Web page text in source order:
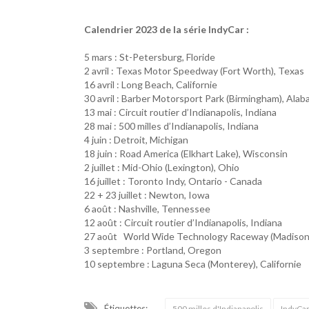
Calendrier 2023 de la série IndyCar :
5 mars : St-Petersburg, Floride
2 avril : Texas Motor Speedway (Fort Worth),
16 avril : Long Beach, Californie
30 avril : Barber Motorsport Park (Birmingham),
13 mai : Circuit routier d’Indianapolis, Indiana
28 mai : 500 milles d’Indianapolis, Indiana
4 juin : Detroit, Michigan
18 juin : Road America (Elkhart Lake), Wisconsin
2 juillet : Mid-Ohio (Lexington), Ohio
16 juillet : Toronto Indy, Ontario - Canada
22 + 23 juillet : Newton, Iowa
6 août : Nashville, Tennessee
12 août : Circuit routier d’Indianapolis, Indiana
27 août World Wide Technology Raceway
3 septembre : Portland, Oregon
10 septembre : Laguna Seca (Monterey), Californie